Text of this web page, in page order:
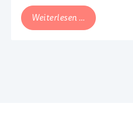
Weiterlesen …
im